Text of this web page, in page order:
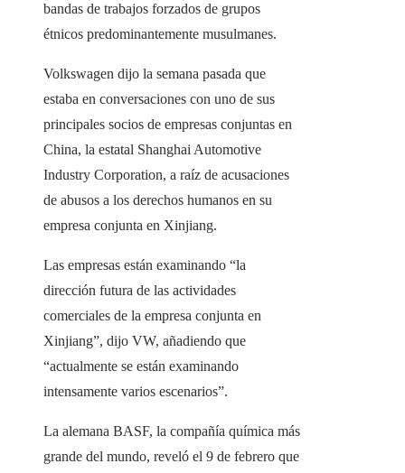
bandas de trabajos forzados de grupos
étnicos predominantemente musulmanes.
Volkswagen dijo la semana pasada que
estaba en conversaciones con uno de sus
principales socios de empresas conjuntas en
China, la estatal Shanghai Automotive
Industry Corporation, a raíz de acusaciones
de abusos a los derechos humanos en su
empresa conjunta en Xinjiang.
Las empresas están examinando “la
dirección futura de las actividades
comerciales de la empresa conjunta en
Xinjiang”, dijo VW, añadiendo que
“actualmente se están examinando
intensamente varios escenarios”.
La alemana BASF, la compañía química más
grande del mundo, reveló el 9 de febrero que